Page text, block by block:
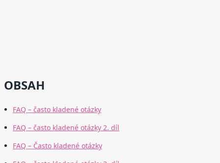
OBSAH
FAQ – často kladené otázky
FAQ – často kladené otázky 2. díl
FAQ – Často kladené otázky